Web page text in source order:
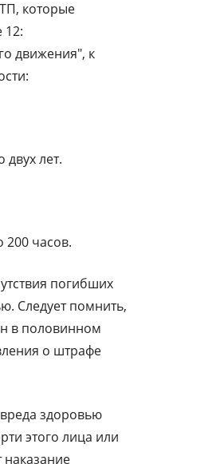
которые
12:
движения", к
лет.
200 часов.
погибших
Следует помнить,
в половинном
о штрафе
здоровью
этого лица или
наказание